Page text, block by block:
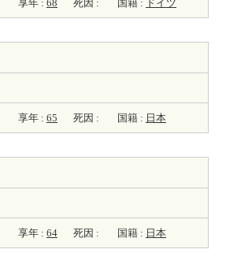
享年 : 68 死因 : 国籍 : ドイツ
享年 : 65 死因 : 国籍 : 日本
享年 : 64 死因 : 国籍 : 日本